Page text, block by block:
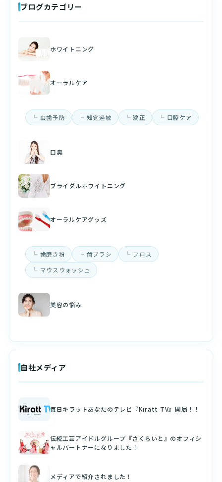
ブログカテゴリー
ホワイトニング
オーラルケア
虫歯予防 知覚過敏 矯正 口腔ケア
口臭
ブライダルホワイトニング
オーラルケアグッズ
歯磨き粉 歯ブラシ
フロス
マウスウォッシュ
美容の悩み
自社メディア
毎日キラットあなたのテレビ『Kiratt TV』開局！！
伝統工芸アイドルグループ『さくらいと』のオフィシ
ャルパートナーになりました！
メディアで紹介されました！